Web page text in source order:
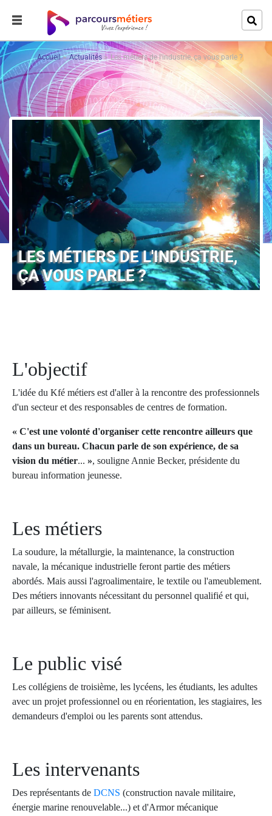
Accueil Actualités Les métiers de l'industrie, ça vous parle ?
LES MÉTIERS DE L'INDUSTRIE,
ÇA VOUS PARLE ?
L'objectif
L'idée du Kfé métiers est d'aller à la rencontre des professionnels
d'un secteur et des responsables de centres de formation.
« C'est une volonté d'organiser cette rencontre ailleurs que
dans un bureau. Chacun parle de son expérience, de sa
vision du métier... », souligne Annie Becker, présidente du
bureau information jeunesse.
Les métiers
La soudure, la métallurgie, la maintenance, la construction
navale, la mécanique industrielle feront partie des métiers
abordés. Mais aussi l'agroalimentaire, le textile ou l'ameublement.
Des métiers innovants nécessitant du personnel qualifié et qui,
par ailleurs, se féminisent.
Le public visé
Les collégiens de troisième, les lycéens, les étudiants, les adultes
avec un projet professionnel ou en réorientation, les stagiaires, les
demandeurs d'emploi ou les parents sont attendus.
Les intervenants
Des représentants de DCNS (construction navale militaire,
énergie marine renouvelable...) et d'Armor mécanique